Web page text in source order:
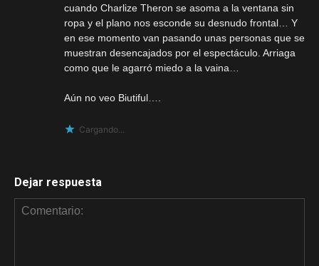
cuando Charlize Theron se asoma a la ventana sin
ropa y el plano nos esconde su desnudo frontal… Y
en ese momento van pasando unas personas que se
muestran desencajados por el espectáculo. Arriaga
como que le agarró miedo a la vaina…
Aún no veo Biutiful….
Cargando...
Dejar respuesta